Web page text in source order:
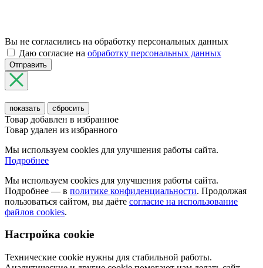
Вы не согласились на обработку персональных данных
Даю согласие на обработку персональных данных
Отправить
показать сбросить
Товар добавлен в избранное
Товар удален из избранного
Мы используем cookies для улучшения работы сайта.
Подробнее
Мы используем cookies для улучшения работы сайта.
Подробнее — в политике конфиденциальности. Продолжая
пользоваться сайтом, вы даёте согласие на использование
файлов cookies.
Настройка cookie
Технические cookie нужны для стабильной работы.